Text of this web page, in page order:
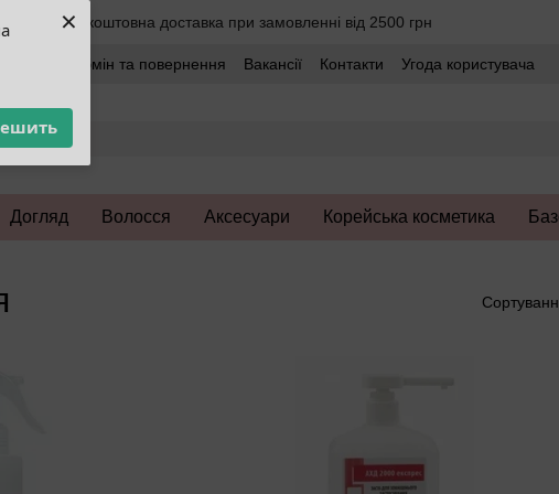
×
Безкоштовна доставка при замовленні від 2500 грн
Обмін та повернення Вакансії Контакти
Угода користувача
Догляд Волосся Аксесуари Корейська косметика